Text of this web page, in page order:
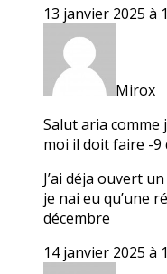
13 janvier 2025 à
Mirox
Salut aria comme
moi il doit faire -9
J’ai déja ouvert
je nai eu qu’une
décembre
14 janvier 2025 à